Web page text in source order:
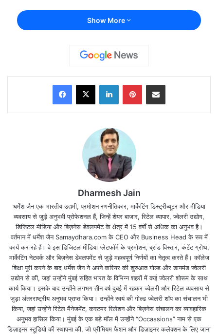
सेंसेक्स 414 अंक निफ्टी 108 अंक बैंकनिफ्टी 95 अंक नीचे
गिरकर कर रहे है कारोबार l
वैश्विक बाजारों के कमजोर संकेतो से भारतीय बाजारों में दबाव साफ़
नजर आ रहा है l
शेयर मार्केट में जोरदार गिरावट,
AsianPaints,ShreeCements,Infosys,Grasim,HUL में सबसे
ज्यादा गिरावट
Show More
Dharmesh Jain
धर्मेश जैन एक भारतीय उद्यमी, प्रमोशन रणनीतिकार, मार्केटिंग डिस्ट्रीब्यूटर और मीडिया
व्यवसाय से जुड़े अनुभवी प्रोफेशनल हैं, जिन्हें शेयर बाजार, रिटेल व्यापार, ज्वेलरी उद्योग,
डिजिटल मीडिया और बिज़नेस डेवलपमेंट के क्षेत्र में 15 वर्षों से अधिक का अनुभव है।
वर्तमान में धर्मेश जैन Samaydhara.com के CEO और Business Head के रूप में
कार्य कर रहे हैं। वे इस डिजिटल मीडिया प्लेटफॉर्म के प्रमोशन, ब्रांड विस्तार, कंटेंट ग्रोथ,
मार्केटिंग नेटवर्क और बिज़नेस डेवलपमेंट से जुड़े महत्वपूर्ण निर्णयों का नेतृत्व करते हैं। कॉलेज
शिक्षा पूरी करने के बाद धर्मेश जैन ने अपने करियर की शुरुआत गोल्ड और डायमंड ज्वेलरी
उद्योग से की, जहां उन्होंने मुंबई सहित भारत के विभिन्न शहरों में कई ज्वेलरी शोरूम के साथ
कार्य किया। इसके बाद उन्होंने लगभग तीन वर्ष दुबई में रहकर ज्वेलरी और रिटेल व्यवसाय से
जुड़ा अंतरराष्ट्रीय अनुभव प्राप्त किया। उन्होंने स्वयं की गोल्ड ज्वेलरी शॉप का संचालन भी
किया, जहां उन्होंने रिटेल मैनेजमेंट, कस्टमर रिलेशन और बिज़नेस संचालन का व्यावहारिक
अनुभव हासिल किया। मुंबई के एक बड़े मॉल में उन्होंने “Occassions” नाम से एक
डिज़ाइनर स्टूडियो की स्थापना की, जो प्रीमियम फैशन और डिज़ाइनर कलेक्शन के लिए जाना